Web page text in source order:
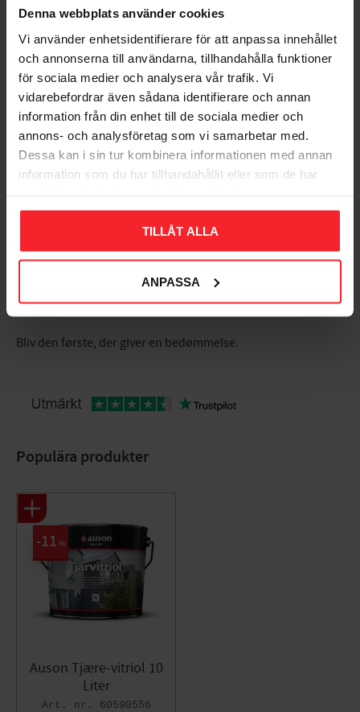
Denna webbplats använder cookies
Vi använder enhetsidentifierare för att anpassa innehållet
och annonserna till användarna, tillhandahålla funktioner
för sociala medier och analysera vår trafik. Vi
vidarebefordrar även sådana identifierare och annan
information från din enhet till de sociala medier och
annons- och analysföretag som vi samarbetar med.
Dessa kan i sin tur kombinera informationen med annan
information som du har tillhandahållit eller som de har
TILLÅT ALLA
ANPASSA
Bedømmelser
Bliv den første, der giver en bedømmelse.
12W, Malmbergs
9975002
80DKK
Gem som favorit
Populära produkter
Auson Tjære-vitriol 10
Liter
60590556
11 %